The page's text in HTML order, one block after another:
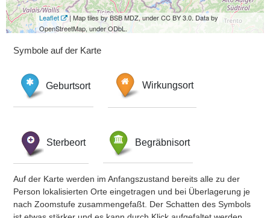
Leaflet
| Map tiles by BSB MDZ, under CC BY 3.0. Data by
OpenStreetMap, under ODbL.
Symbole auf der Karte
Geburtsort Wirkungsort
Sterbeort Begräbnisort
Auf der Karte werden im Anfangszustand bereits alle zu der
Person lokalisierten Orte eingetragen und bei Überlagerung je
nach Zoomstufe zusammengefaßt. Der Schatten des Symbols